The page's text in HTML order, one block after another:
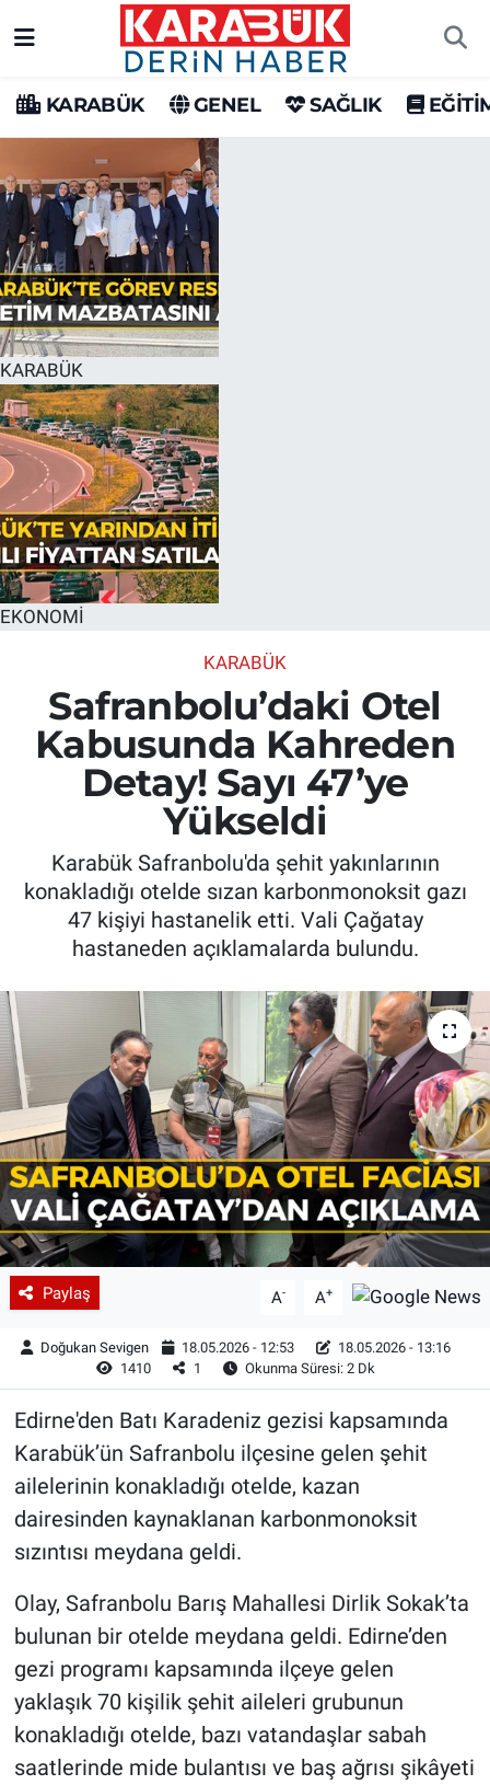
KARABÜK GENEL SAĞLIK
KARABÜK
EKONOMİ
KARABÜK
Safranbolu’daki Otel
Kabusunda Kahreden
Detay! Sayı 47’ye
Yükseldi
Karabük Safranbolu'da şehit yakınlarının
konakladığı otelde sızan karbonmonoksit gazı
47 kişiyi hastanelik etti. Vali Çağatay
hastaneden açıklamalarda bulundu.
Paylaş A- A+
Doğukan Sevigen 18.05.2026 - 12:53
18.05.2026 - 13:16
1410
1 Okunma Süresi: 2 Dk
Edirne'den Batı Karadeniz gezisi kapsamında
Karabük’ün Safranbolu ilçesine gelen şehit
ailelerinin konakladığı otelde, kazan
dairesinden kaynaklanan karbonmonoksit
sızıntısı meydana geldi.
Olay, Safranbolu Barış Mahallesi Dirlik Sokak’ta
bulunan bir otelde meydana geldi. Edirne’den
gezi programı kapsamında ilçeye gelen
yaklaşık 70 kişilik şehit aileleri grubunun
konakladığı otelde, bazı vatandaşlar sabah
saatlerinde mide bulantısı ve baş ağrısı şikâyeti
Karabük Hava Durumu
Karabük Trafik Yoğunluk Haritası
Süper Lig Puan Durumu ve Fikstür
Tüm Manşetler
Son Dakika Haberleri
Haber Arşivi